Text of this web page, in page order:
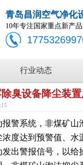
青岛昌润空气净化
10年专注国家重点新产品
行业动态
臭设备降尘装
警系统，非煤矿山
度达到预警值、水
出警报信号，以给